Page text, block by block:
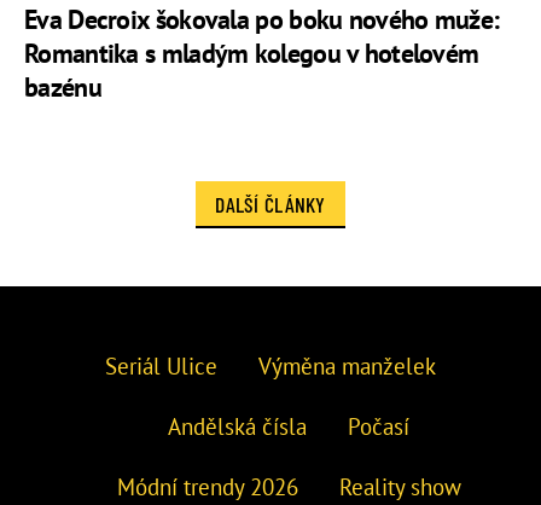
Eva Decroix šokovala po boku nového muže:
Romantika s mladým kolegou v hotelovém
bazénu
DALŠÍ ČLÁNKY
Seriál Ulice Výměna manželek
Andělská čísla Počasí
Módní trendy 2026 Reality show